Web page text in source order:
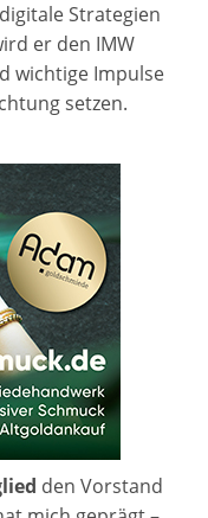
Strategien
er den IMW
wichtige Impulse
setzen.
den Vorstand